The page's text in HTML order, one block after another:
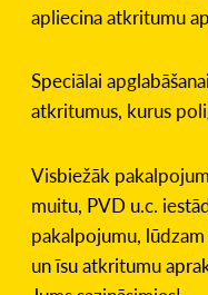
apliecina atkritumu
Speciālai
atkritumus, kurus
Visbiežāk
muitu, PVD u.c.
pakalpojumu,
un īsu atkritumu